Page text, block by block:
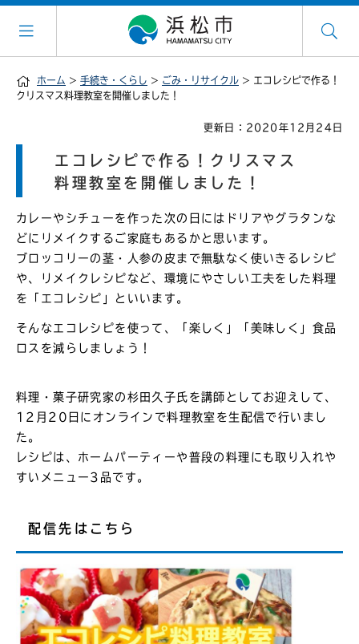
ホーム > 手続き・くらし > ごみ・リサイクル > エコレシピで作る！
クリスマス料理教室を開催しました！
更新日：2020年12月24日
エコレシピで作る！クリスマス
料理教室を開催しました！
カレーやシチューを作った次の日にはドリアやグラタンな
どにリメイクするご家庭もあるかと思います。
ブロッコリーの茎・人参の皮まで無駄なく使いきるレシピ
や、リメイクレシピなど、環境にやさしい工夫をした料理
を「エコレシピ」といいます。
そんなエコレシピを使って、「楽しく」「美味しく」食品
ロスを減らしましょう！
料理・菓子研究家の杉田久子氏を講師としてお迎えして、
12月20日にオンラインで料理教室を生配信で行いまし
た。
レシピは、ホームパーティーや普段の料理にも取り入れや
すいメニュー3品です。
配信先はこちら